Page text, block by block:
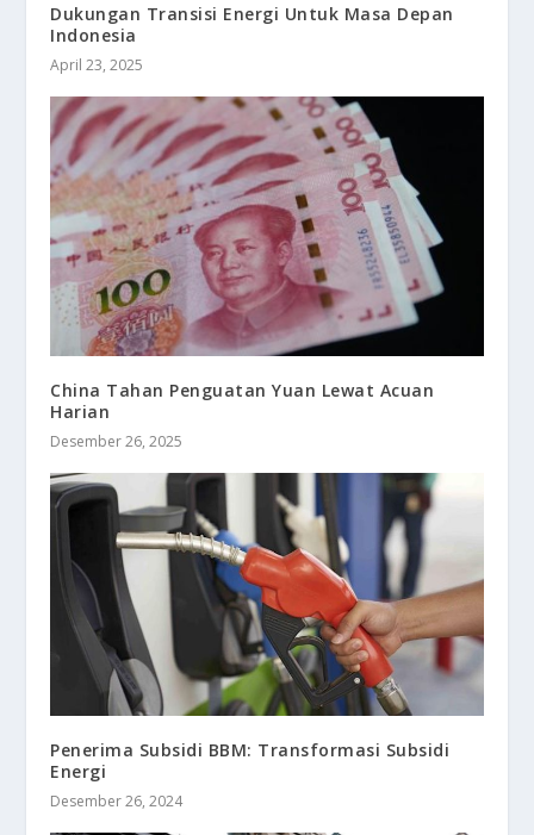
Dukungan Transisi Energi Untuk Masa Depan
Indonesia
April 23, 2025
China Tahan Penguatan Yuan Lewat Acuan
Harian
Desember 26, 2025
Penerima Subsidi BBM: Transformasi Subsidi
Energi
Desember 26, 2024